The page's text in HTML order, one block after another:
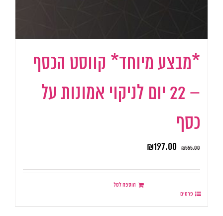
*מבצע מיוחד* קווסט הכסף
– 22 יום לניקוי אמונות על
כסף
₪555.00
₪197.00
הוספה לסל
פרטים